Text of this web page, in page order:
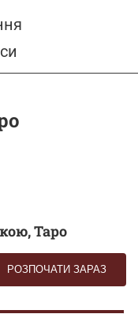
,Таро
РОЗПОЧАТИ ЗАРАЗ